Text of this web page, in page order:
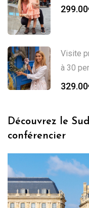
299.00
Visite
à 30
329.00
Découvrez le
conférencier